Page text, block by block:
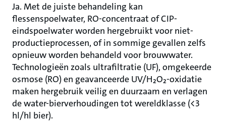
Ja. Met de juiste behandeling kan
flessenspoelwater, RO-concentraat of CIP-
eindspoelwater worden hergebruikt voor niet-
productieprocessen, of in sommige gevallen zelfs
opnieuw worden behandeld voor brouwwater.
Technologieën zoals ultrafiltratie (UF), omgekeerde
osmose (RO) en geavanceerde UV/H₂O₂-oxidatie
maken hergebruik veilig en duurzaam en verlagen
de water-bierverhoudingen tot wereldklasse (<3
hl/hl bier).